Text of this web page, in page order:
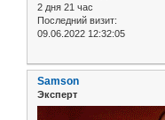
2 дня 21 час
Последний визит:
09.06.2022 12:32:05
Samson
Эксперт